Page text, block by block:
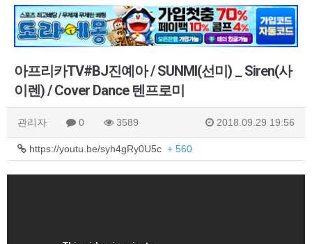
아프리카TV#BJ진예아 / SUNMI(선미) _ Siren(사
이렌) / Cover Dance 텐프로미
관리자 0 3589 2018.09.29 19:56
https://youtu.be/syh4gRy0U5c + 560